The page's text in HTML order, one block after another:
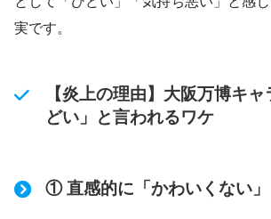
実です。
【炎上の理由】大阪万博キ
どい」と言われるワケ
① 直感的に「かわいくない」